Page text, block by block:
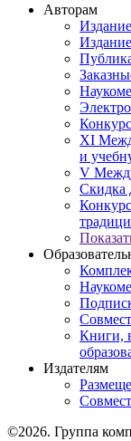
Авторам
XI
и
V
Скидка
Книги,
Издателям
©2026. Группа